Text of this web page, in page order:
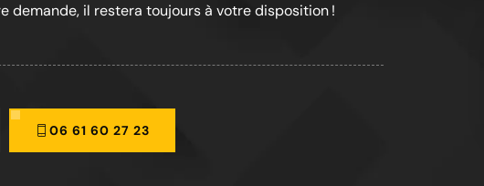
demande, il restera toujours à votre disposition !
06 61 60 27 23